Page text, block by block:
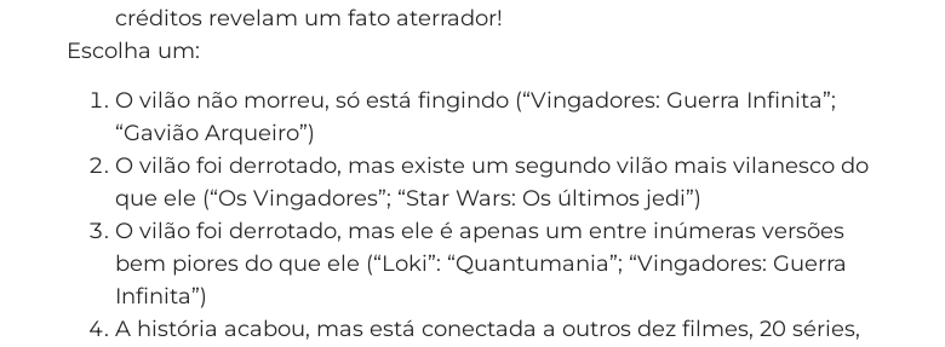
créditos revelam um fato aterrador!
Escolha um:
O vilão não morreu, só está fingindo (“Vingadores: Guerra Infinita”;
“Gavião Arqueiro”)
O vilão foi derrotado, mas existe um segundo vilão mais vilanesco do
que ele (“Os Vingadores”; “Star Wars: Os últimos jedi”)
O vilão foi derrotado, mas ele é apenas um entre inúmeras versões
bem piores do que ele (“Loki”: “Quantumania”; “Vingadores: Guerra
Infinita”)
A história acabou, mas está conectada a outros dez filmes, 20 séries,